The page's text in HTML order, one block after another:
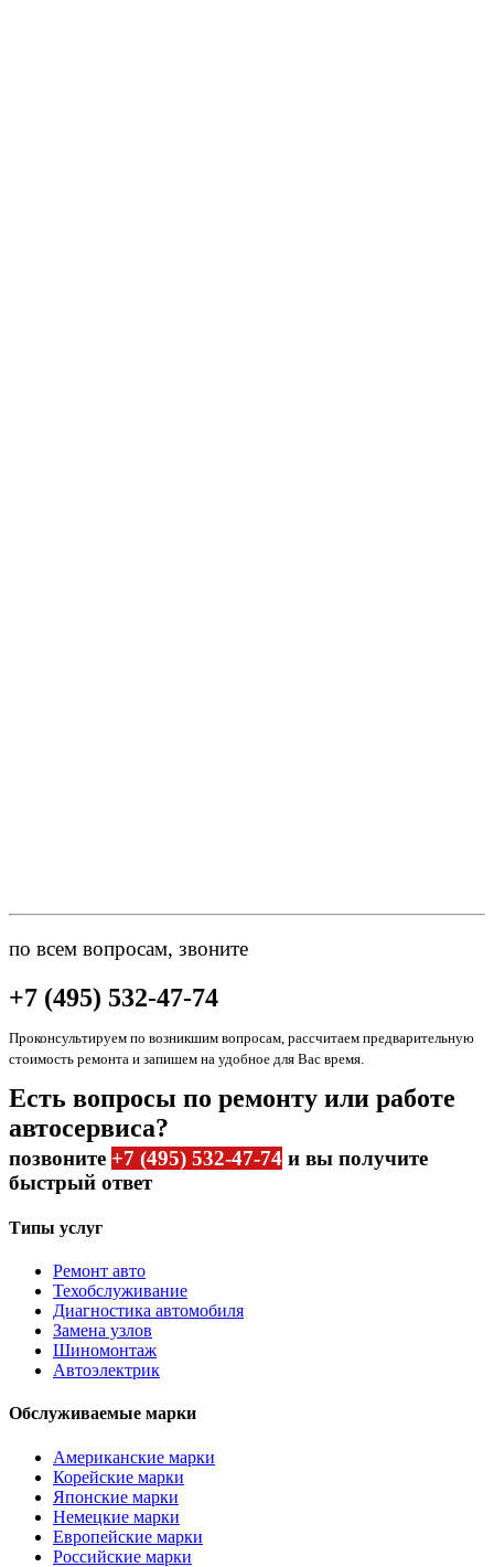
по всем вопросам, звоните
+7 (495) 532-47-74
Проконсультируем по возникшим вопросам, рассчитаем предварительную
стоимость ремонта и запишем на удобное для Вас время.
Есть вопросы по ремонту или работе
автосервиса?
позвоните +7 (495) 532-47-74 и вы получите
быстрый ответ
Типы услуг
Ремонт авто
Техобслуживание
Диагностика автомобиля
Замена узлов
Шиномонтаж
Автоэлектрик
Обслуживаемые марки
Американские марки
Корейские марки
Японские марки
Немецкие марки
Европейские марки
Российские марки